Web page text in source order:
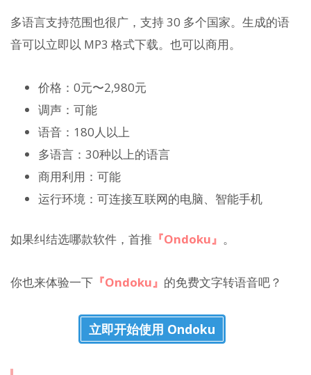
多语言支持范围也很广，支持 30 多个国家。生成的语
音可以立即以 MP3 格式下载。也可以商用。
价格：0元〜2,980元
调声：可能
语音：180人以上
多语言：30种以上的语言
商用利用：可能
运行环境：可连接互联网的电脑、智能手机
如果纠结选哪款软件，首推 『Ondoku』 。
你也来体验一下 『Ondoku』 的免费文字转语音吧？
立即开始使用 Ondoku